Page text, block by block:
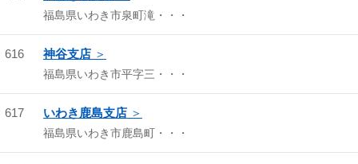
福島県いわき市泉町滝・・・
616 神谷支店
福島県いわき市平字三・・・
617 いわき鹿島支店
福島県いわき市鹿島町・・・